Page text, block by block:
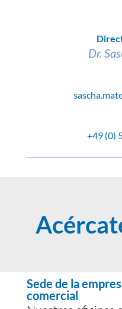
Dr.
+49 (0)
Sede de la
comercial